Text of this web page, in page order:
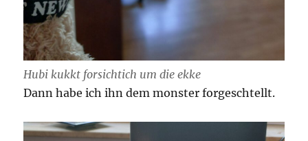
Hubi kukkt forsichtich um die ekke
Dann habe ich ihn dem monster forgeschtellt.